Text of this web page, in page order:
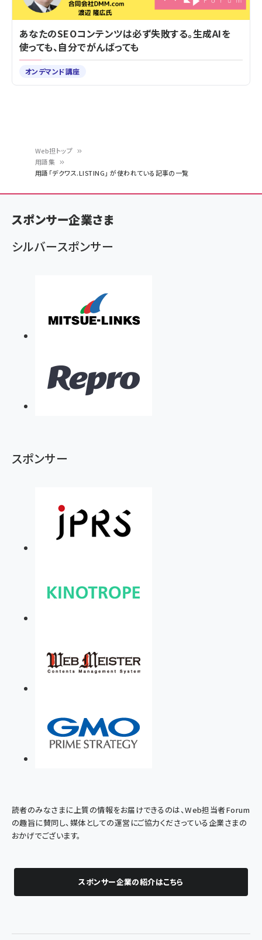
ン
く
ず
Web担トップ
用語集
用語「デクワス.LISTING」 が使われている記事の一覧
あなたのSEOコンテンツは必ず失敗する。生成AIを
使っても、自分でがんばっても
オンデマンド講座
スポンサー企業さま
シルバースポンサー
スポンサー
読者のみなさまに上質の情報をお届けできるのは、Web担当者Forum
の趣旨に賛同し、媒体としての運営にご協力くださっている企業さまの
おかげでございます。
スポンサー企業の紹介はこちら